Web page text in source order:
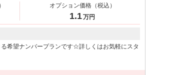
オプション価格（税込）
1.1万円
希望ナンバープランです☆詳しくはお気軽にスタ